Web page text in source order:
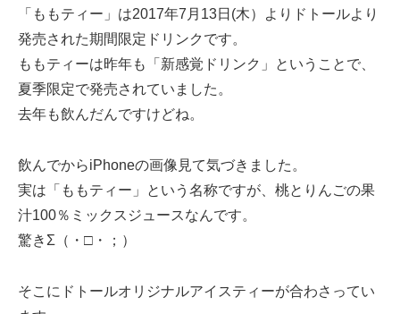
「ももティー」は2017年7月13日(木）よりドトールより
発売された期間限定ドリンクです。
ももティーは昨年も「新感覚ドリンク」ということで、
夏季限定で発売されていました。
去年も飲んだんですけどね。
飲んでからiPhoneの画像見て気づきました。
実は「ももティー」という名称ですが、桃とりんごの果
汁100％ミックスジュースなんです。
驚きΣ（・□・；）
そこにドトールオリジナルアイスティーが合わさってい